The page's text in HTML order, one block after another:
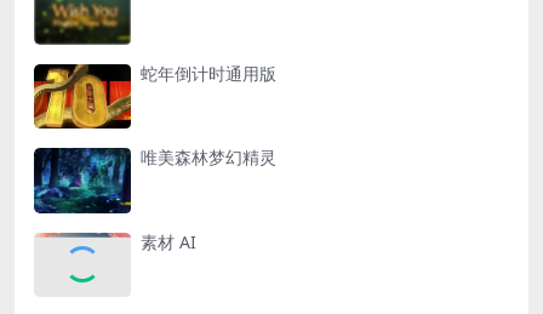
蛇年倒计时通用版
唯美森林梦幻精灵
素材 AI